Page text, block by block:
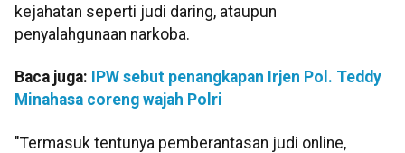
kejahatan seperti judi daring, ataupun
penyalahgunaan narkoba.
Baca juga:
IPW sebut penangkapan Irjen Pol. Teddy
Minahasa coreng wajah Polri
"Termasuk tentunya pemberantasan judi online,